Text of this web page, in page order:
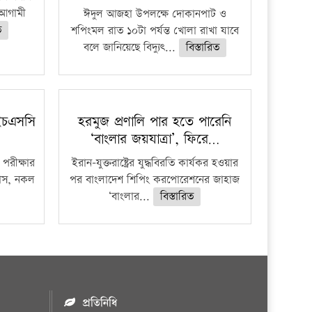
ঈদুল আজহা উপলক্ষে দোকানপাট ও
শপিংমল রাত ১০টা পর্যন্ত খোলা রাখা যাবে
বলে জানিয়েছে বিদ্যুৎ...
বিস্তারিত
নকল
হরমুজ প্রণালি পার হতে পারেনি
‘বাংলার জয়যাত্রা’, ফিরে…
ইরান-যুক্তরাষ্ট্রের যুদ্ধবিরতি কার্যকর হওয়ার
পর বাংলাদেশ শিপিং করপোরেশনের জাহাজ
‘বাংলার...
বিস্তারিত
প্রতিনিধি